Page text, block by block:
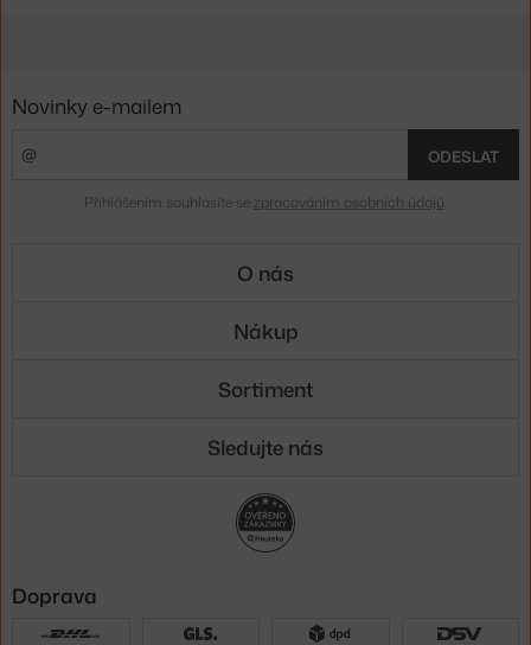
Novinky e-mailem
ODESLAT
Přihlášením souhlasíte se zpracováním osobních údajů
O nás
Nákup
Sortiment
Sledujte nás
Doprava